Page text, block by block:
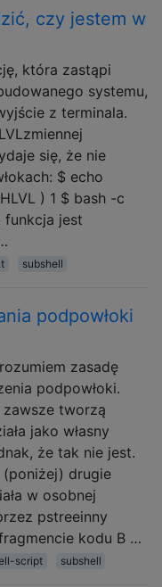
czy jestem w
która zastąpi
systemu,
z terminala.
się, że nie
$ echo
) 1 $ bash -c
funkcja jest
subshell
podpowłoki
zasadę
podpowłoki.
zawsze tworzą
jako własny
że tak nie jest.
drugie
w osobnej
pstreeinny
kodu B …
script subshell